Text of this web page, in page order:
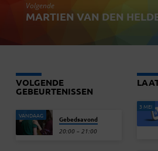
Volgende
MARTIEN VAN DEN
VOLGENDE
GEBEURTENISSEN
VANDAAG Gebedsavond
20:00 – 21:00
3 MEI